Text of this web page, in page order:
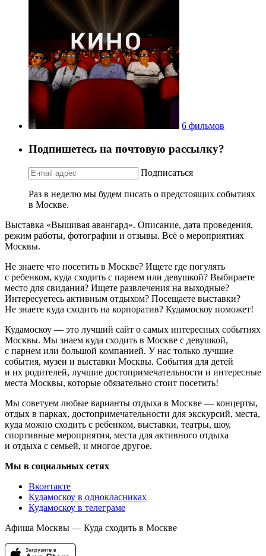
6 фильмов
Подпишетесь на почтовую рассылку?
Подписаться
Раз в неделю мы будем писать о предстоящих событиях
в Москве.
Выставка «Вышивая авангард». Описание, дата проведения,
режим работы, фотографии и отзывы. Всё о мероприятиях
Москвы.
Не знаете что посетить в Москве? Ищете где погулять
с ребенком, куда сходить с парнем или девушкой? Выбираете
место для свидания? Ищете развлечения на выходные?
Интересуетесь активным отдыхом? Посещаете выставки?
Не знаете куда сходить на корпоратив? Кудамоскоу поможет!
Кудамоскоу — это лучший сайт о самых интересных событиях
Москвы. Мы знаем куда сходить в Москве с девушкой,
с парнем или большой компанией. У нас только лучшие
события, музеи и выставки Москвы. События для детей
и их родителей, лучшие достопримечательности и интересные
места Москвы, которые обязательно стоит посетить!
Мы советуем любые варианты отдыха в Москве — концерты,
отдых в парках, достопримечательности для экскурсий, места,
куда можно сходить с ребенком, выставки, театры, шоу,
спортивные мероприятия, места для активного отдыха
и отдыха с семьей, и многое другое.
Мы в социальных сетях
Вконтакте
Кудамоскоу в однокласниках
Кудамоскоу в телеграме
Афиша Москвы — Куда сходить в Москве